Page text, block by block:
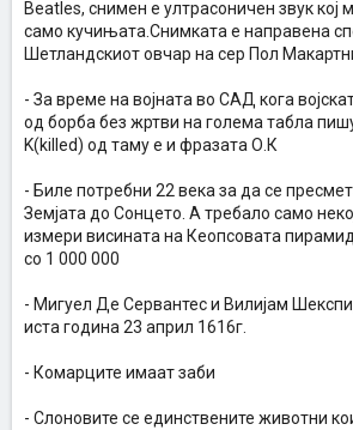
Beatles, снимен е ултрасоничен звук кој
само кучињата.Снимката е направена
Шетландскиот овчар на сер Пол
- За време на војната во САД кога
од борба без жртви на голема табла
K(killed) од таму е и фразата О.К
- Биле потребни 22 века за да се
Земјата до Сонцето. А требало само
измери висината на Кеопсовата
со 1 000 000
- Мигуел Де Сервантес и Вилијам
иста година 23 април 1616г.
- Комарците имаат заби
- Слоновите се единствените животни